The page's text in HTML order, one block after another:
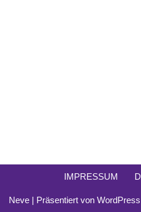
IMPRESSUM
Neve | Präsentiert von WordPress